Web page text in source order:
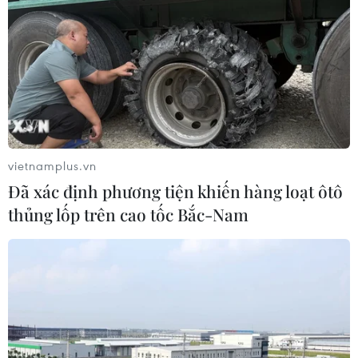
của virus Tây sông Nile
06/08/2026 13:24
NATO ưu tiên đẩy nhanh chuyển
giao hệ thống phòng không cho
Ukraine
06/08/2026 12:24
Thắt chặt tình hữu nghị sắt son giữa
Anh công bố kết quả điều tra ban
vietnamplus.vn
Đã xác định phương tiện khiến hàng loạt ôtô
thủng lốp trên cao tốc Bắc-Nam